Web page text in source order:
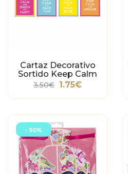
Cartaz Decorativo
Sortido Keep Calm
3.50€ 1.75€
- 50%